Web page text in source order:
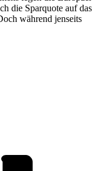
die Sparquote auf das
während jenseits